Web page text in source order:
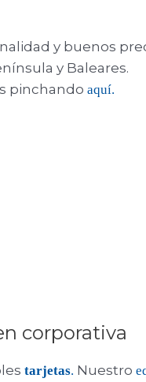
y buenos
y Baleares.
pinchando aquí.
corporativa
tarjetas. Nuestro